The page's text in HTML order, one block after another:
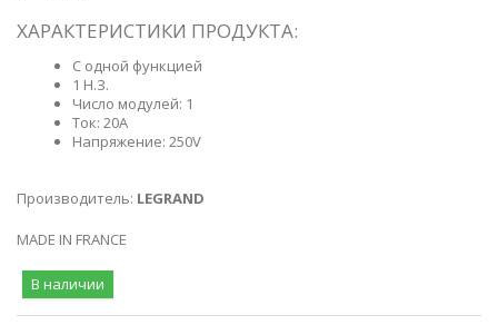
ХАРАКТЕРИСТИКИ ПРОДУКТА:
С одной функцией
1 Н.З.
Число модулей: 1
Ток: 20А
Напряжение: 250V
Производитель: LEGRAND
MADE IN FRANCE
В наличии